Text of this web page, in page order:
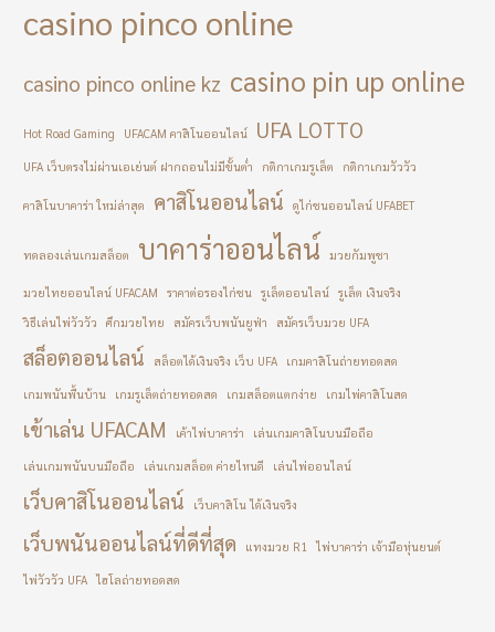
casino pinco online
casino pinco online kz casino pin up online
Hot Road Gaming UFACAM คาสิโนออนไลน์ UFA LOTTO
UFA เว็บตรงไม่ผ่านเอเย่นต์ ฝากถอนไม่มีขั้นต่ำ กติกาเกมรูเล็ต กติกาเกมวัววัว
คาสิโนบาคาร่า ใหม่ล่าสุด คาสิโนออนไลน์ ดูไก่ชนออนไลน์ UFABET
ทดลองเล่นเกมสล็อต บาคาร่าออนไลน์ มวยกัมพูชา
มวยไทยออนไลน์ UFACAM ราคาต่อรองไก่ชน รูเล็ตออนไลน์ รูเล็ต เงินจริง
วิธีเล่นไพ่วัววัว ศึกมวยไทย สมัครเว็บพนันยูฟ่า สมัครเว็บมวย UFA
สล็อตออนไลน์ สล็อตได้เงินจริง เว็บ UFA เกมคาสิโนถ่ายทอดสด
เกมพนันพื้นบ้าน เกมรูเล็ตถ่ายทอดสด เกมสล็อตแตกง่าย เกมไพ่คาสิโนสด
เข้าเล่น UFACAM เค้าไพ่บาคาร่า เล่นเกมคาสิโนบนมือถือ
เล่นเกมพนันบนมือถือ เล่นเกมสล็อต ค่ายไหนดี เล่นไพ่ออนไลน์
เว็บคาสิโนออนไลน์ เว็บคาสิโน ได้เงินจริง
เว็บพนันออนไลน์ที่ดีที่สุด แทงมวย R1 ไพ่บาคาร่า เจ้ามือหุ่นยนต์
ไพ่วัววัว UFA ไฮโลถ่ายทอดสด